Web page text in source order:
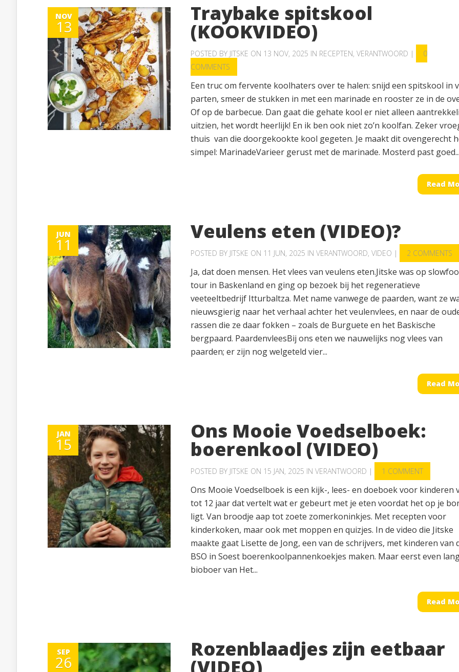
NOV
13
Traybake spitskool
(KOOKVIDEO)
POSTED BY JITSKE ON 13 NOV, 2025 IN RECEPTEN, VERANTWOORD |
0
COMMENTS
Een truc om fervente koolhaters over te halen: snijd een spitskool in
parten, smeer de stukken in met een marinade en rooster ze in de
Of op de barbecue. Dan gaat die gehate kool er niet alleen
uitzien, het wordt heerlijk! En ik ben ook niet zo’n koolfan. Zeker
thuis van die doorgekookte kool gegeten. Je maakt dit ovengerecht
simpel: MarinadeVarieer gerust met de marinade. Mosterd past goed...
Read
JUN
11
Veulens eten (VIDEO)?
POSTED BY JITSKE ON 11 JUN, 2025 IN VERANTWOORD, VIDEO | 2 COMMENTS
Ja, dat doen mensen. Het vlees van veulens eten.Jitske was op
tour in Baskenland en ging op bezoek bij het regeneratieve
veeteeltbedrijf Itturbaltza. Met name vanwege de paarden, want ze
nieuwsgierig naar het verhaal achter het veulenvlees, en naar de
rassen die ze daar fokken – zoals de Burguete en het Baskische
bergpaard. PaardenvleesBij ons eten we nauwelijks nog vlees van
paarden; er zijn nog welgeteld vier...
Read
JAN
15
Ons Mooie Voedselboek:
boerenkool (VIDEO)
POSTED BY JITSKE ON 15 JAN, 2025 IN VERANTWOORD | 1 COMMENT
Ons Mooie Voedselboek is een kijk-, lees- en doeboek voor kinderen
tot 12 jaar dat vertelt wat er gebeurt met je eten voordat het op je
ligt. Van broodje aap tot zoete zomerkoninkjes. Met recepten voor
kinderkoken, maar ook met moppen en quizjes. In de video die Jitske
maakte gaat Lisette de Jong, een van de schrijvers, met kinderen van
BSO in Soest boerenkoolpannenkoekjes maken. Maar eerst even
bioboer van Het...
Read
SEP
26
Rozenblaadjes zijn eetbaar